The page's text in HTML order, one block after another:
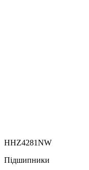
HHZ4281NW
Підшипники